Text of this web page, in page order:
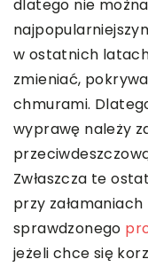
dlatego nie
w ostatnich
zmieniać,
chmurami.
wyprawę należy
Zwłaszcza te
przy
sprawdzonego
jeżeli chce się